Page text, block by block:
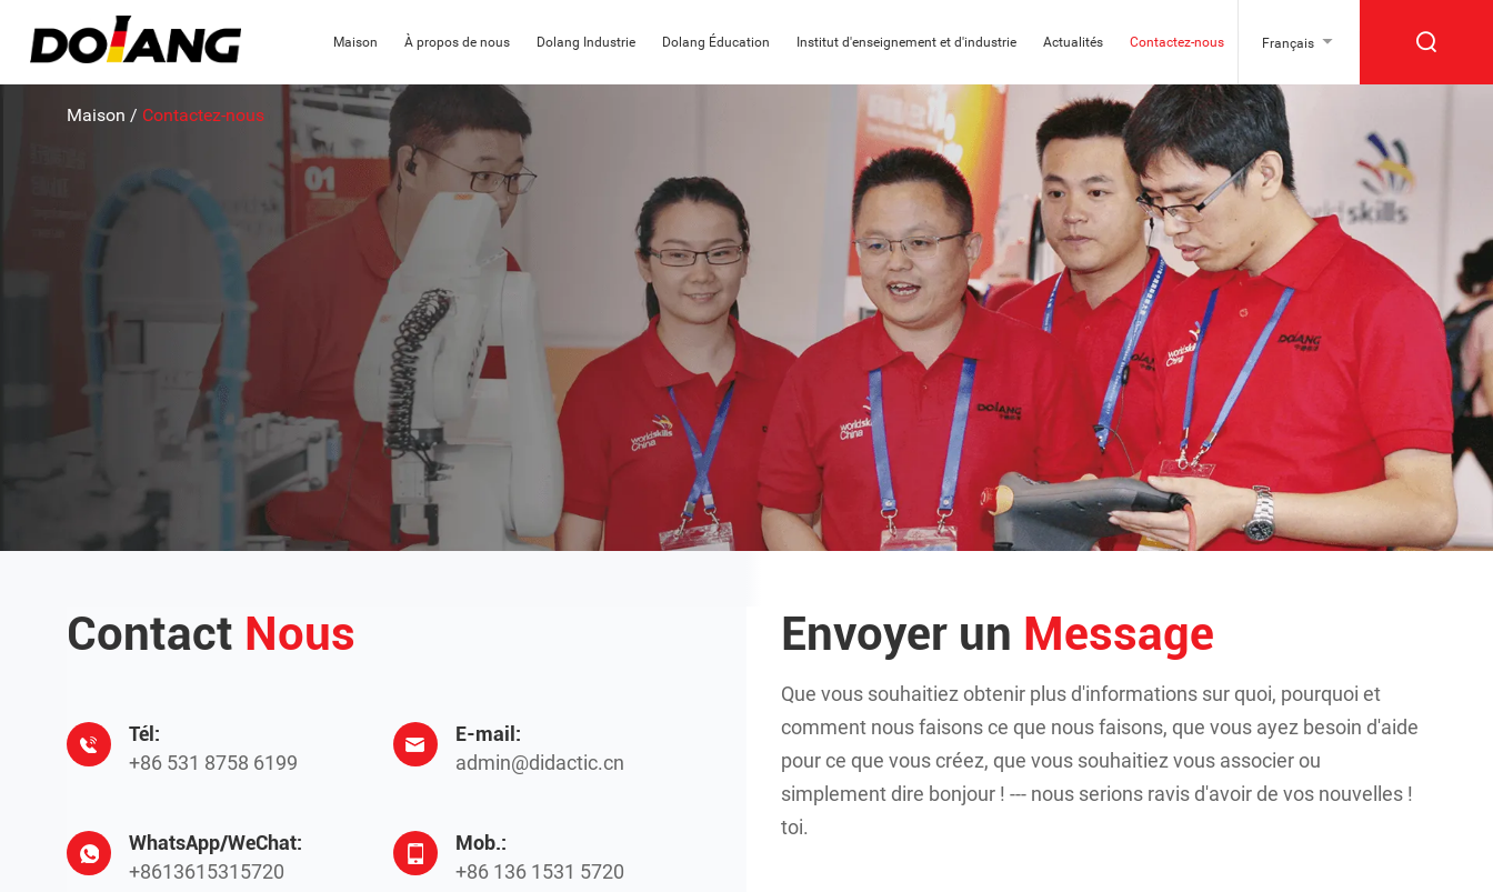
Maison À propos de nous Dolang Industrie Dolang Éducation Institut d'enseignement et d'industrie Actualités Contactez-nous Français
Maison / Contactez-nous
Contact Nous
Tél:
+86 531 8758 6199
E-mail:
admin@didactic.cn
WhatsApp/WeChat:
+8613615315720
Mob.:
+86 136 1531 5720
Envoyer un Message
Que vous souhaitiez obtenir plus d'informations sur quoi, pourquoi et
comment nous faisons ce que nous faisons, que vous ayez besoin d'aide
pour ce que vous créez, que vous souhaitiez vous associer ou
simplement dire bonjour ! --- nous serions ravis d'avoir de vos nouvelles !
toi.